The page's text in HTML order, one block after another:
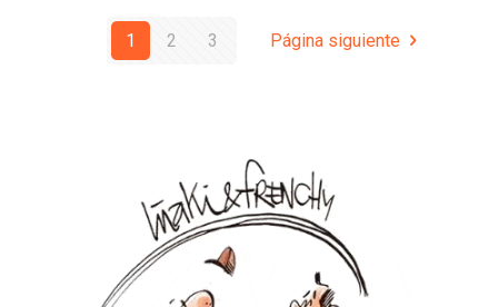
1 2 3 Página siguiente